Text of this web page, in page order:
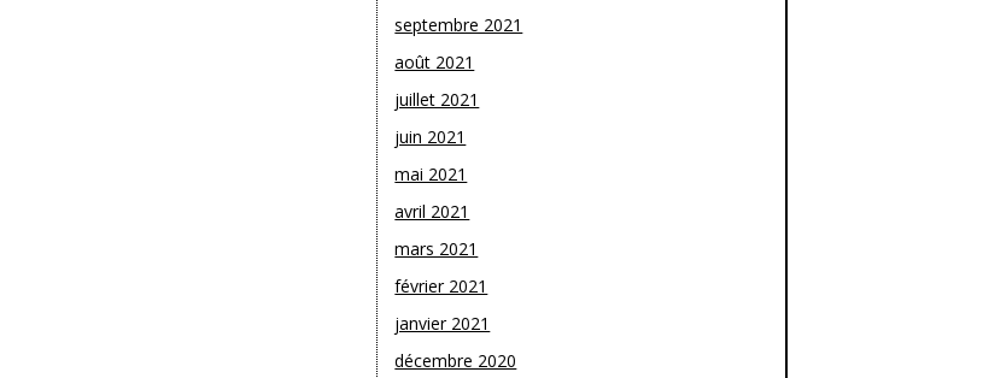
septembre 2021
août 2021
juillet 2021
juin 2021
mai 2021
avril 2021
mars 2021
février 2021
janvier 2021
décembre 2020